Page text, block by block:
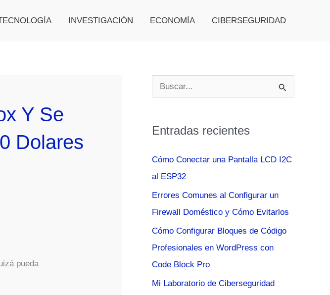
INVESTIGACIÓN ECONOMÍA CIBERSEGURIDAD
Y Se
Dolares
pueda
u
c
o
r
:
Entradas recientes
Cómo Conectar una Pantalla LCD I2C
al ESP32
Errores Comunes al Configurar un
Firewall Doméstico y Cómo Evitarlos
Cómo Configurar Bloques de Código
Profesionales en WordPress con
Code Block Pro
Mi Laboratorio de Ciberseguridad